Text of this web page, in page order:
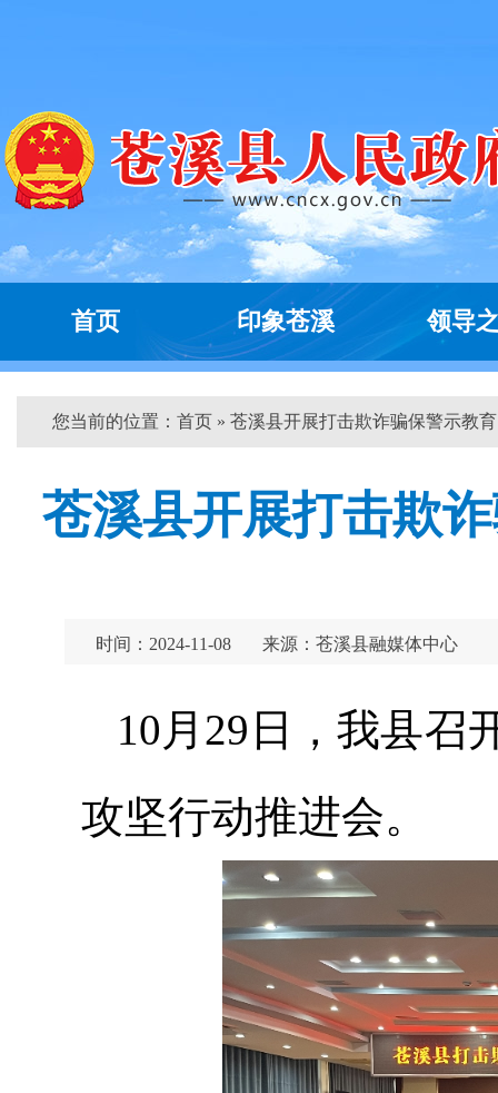
首页 印象苍溪 领导
您当前的位置： 首页 » 苍溪县开展打击欺诈骗保警示教
苍溪县开展打击欺
时间：2024-11-08 来源：苍溪县融媒体中心
10月29日，我县召
攻坚行动推进会。